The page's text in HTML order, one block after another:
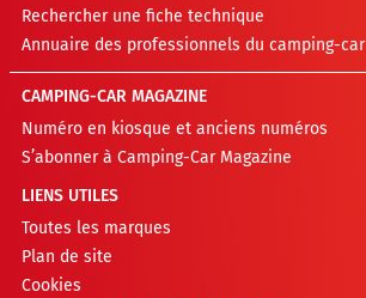
Rechercher une fiche technique
Annuaire des professionnels du camping-car
CAMPING-CAR MAGAZINE
Numéro en kiosque et anciens numéros
S’abonner à Camping-Car Magazine
LIENS UTILES
Toutes les marques
Plan de site
Cookies